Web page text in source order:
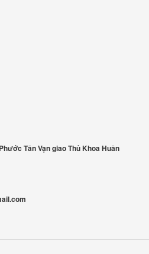
Tân Vạn giao Thủ Khoa Huân